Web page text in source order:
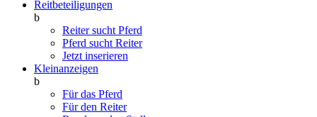
Reitbeteiligungen
b
Reiter sucht Pferd
Pferd sucht Reiter
Jetzt inserieren
Kleinanzeigen
b
Für das Pferd
Für den Reiter